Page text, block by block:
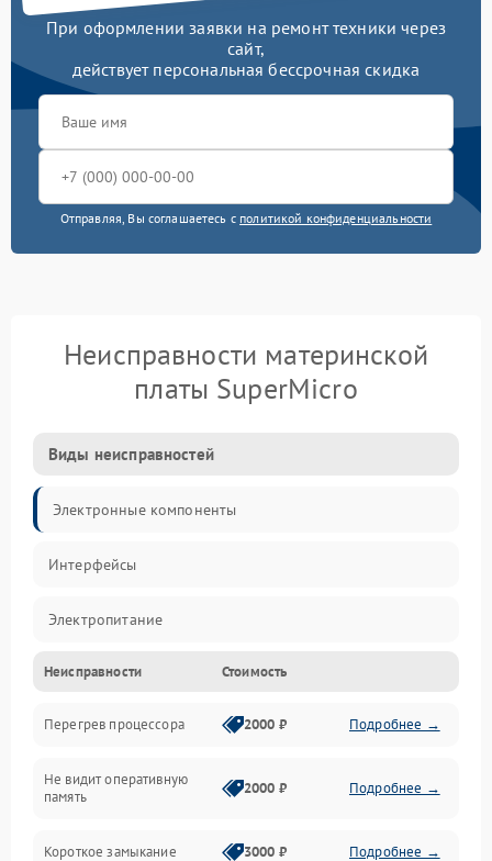
При оформлении заявки на ремонт техники через
сайт,
действует персональная бессрочная скидка
Отправляя, Вы соглашаетесь с политикой конфиденциальности
Неисправности материнской
платы SuperMicro
Виды неисправностей
Электронные компоненты
Интерфейсы
Электропитание
Корпус/Герметичность
Механика
ПО/Микропрограмма
Неисправности Стоимость
Перегрев процессора 2000 ₽ Подробнее →
Не видит оперативную
память
2000 ₽ Подробнее →
Короткое замыкание 3000 ₽ Подробнее →